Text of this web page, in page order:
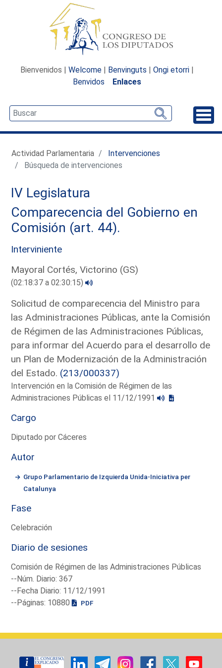
Bienvenidos | Welcome | Benvinguts | Ongi etorri |
Benvidos
Enlaces
Actividad Parlamentaria
Intervenciones
Búsqueda de intervenciones
IV Legislatura
Comparecencia del Gobierno en
Comisión (art. 44).
Interviniente
Mayoral Cortés, Victorino (GS)
(02:18:37 a 02:30:15)
Solicitud de comparecencia del Ministro para
las Administraciones Públicas, ante la Comisión
de Régimen de las Administraciones Públicas,
para informar del Acuerdo para el desarrollo de
un Plan de Modernización de la Administración
del Estado. (213/000337)
Intervención en la Comisión de Régimen de las
Administraciones Públicas el 11/12/1991
Cargo
Diputado por Cáceres
Autor
Grupo Parlamentario de Izquierda Unida-Iniciativa per
Catalunya
Fase
Celebración
Diario de sesiones
Comisión de Régimen de las Administraciones Públicas
--Núm. Diario: 367
--Fecha Diario: 11/12/1991
--Páginas: 10880
PDF